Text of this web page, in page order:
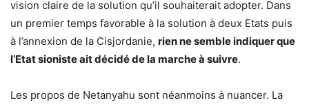
vision claire de la solution qu’il souhaiterait adopter. Dans
un premier temps favorable à la solution à deux Etats puis
à l’annexion de la Cisjordanie, rien ne semble indiquer que
l’Etat sioniste ait décidé de la marche à suivre.
Les propos de Netanyahu sont néanmoins à nuancer. La